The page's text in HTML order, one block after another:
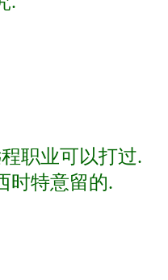
职业可以打过.
时特意留的.